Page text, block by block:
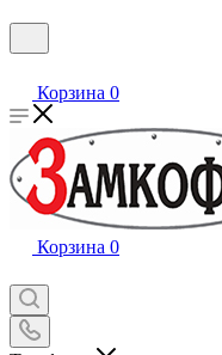
Корзина 0
Корзина 0